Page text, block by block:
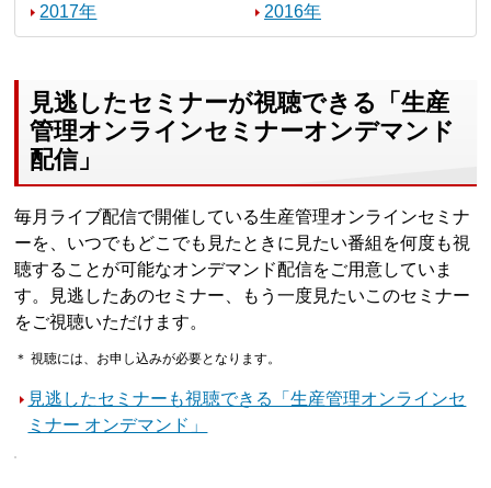
2017年
2016年
見逃したセミナーが視聴できる「生産
管理オンラインセミナーオンデマンド
配信」
毎月ライブ配信で開催している生産管理オンラインセミナ
ーを、いつでもどこでも見たときに見たい番組を何度も視
聴することが可能なオンデマンド配信をご用意していま
す。見逃したあのセミナー、もう一度見たいこのセミナー
をご視聴いただけます。
＊ 視聴には、お申し込みが必要となります。
見逃したセミナーも視聴できる「生産管理オンラインセ
ミナー オンデマンド」